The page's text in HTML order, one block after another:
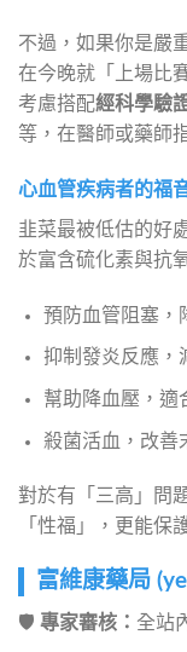
不過，如果你是嚴
在今晚就「上場比
考慮搭配經科學驗
等，在醫師或藥師
心血管疾病者的福
韭菜最被低估的好
於富含硫化素與抗
預防血管阻塞，
抑制發炎反應，
幫助降血壓，適
殺菌活血，改善
對於有「三高」問
「性福」，更能保
富維康藥局
🛡️ 專家審核： 全站